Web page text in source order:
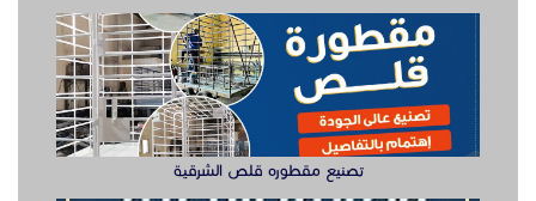
وظيفة دهان سيارت للعمل في الخبر